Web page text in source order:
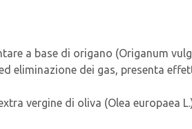
a base di origano (Origanum
eliminazione dei gas, presenta
vergine di oliva (Olea europaea